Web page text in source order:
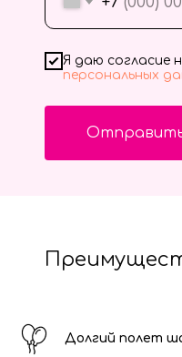
Я даю согласие
персональных
Долгий полет